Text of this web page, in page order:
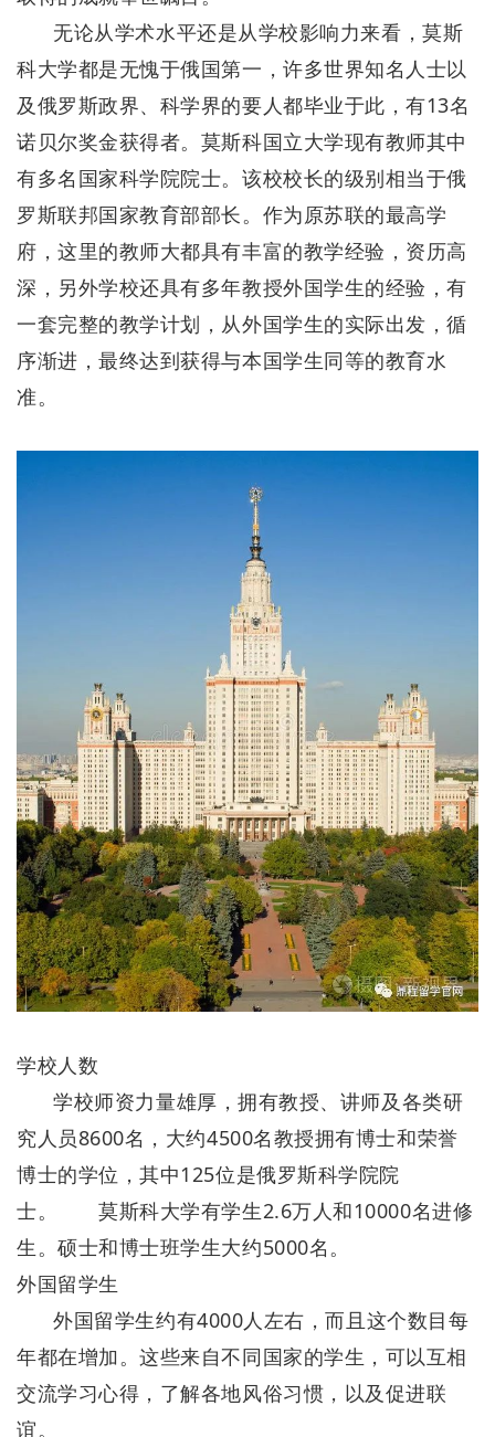
无论从学术水平还是从学校影响力来看，莫斯
科大学都是无愧于俄国第一，许多世界知名人士以
及俄罗斯政界、科学界的要人都毕业于此，有13名
诺贝尔奖金获得者。莫斯科国立大学现有教师其中
有多名国家科学院院士。该校校长的级别相当于俄
罗斯联邦国家教育部部长。作为原苏联的最高学
府，这里的教师大都具有丰富的教学经验，资历高
深，另外学校还具有多年教授外国学生的经验，有
一套完整的教学计划，从外国学生的实际出发，循
序渐进，最终达到获得与本国学生同等的教育水
准。
学校人数
学校师资力量雄厚，拥有教授、讲师及各类研
究人员8600名，大约4500名教授拥有博士和荣誉
博士的学位，其中125位是俄罗斯科学院院
士。 莫斯科大学有学生2.6万人和10000名进修
生。硕士和博士班学生大约5000名。
外国留学生
外国留学生约有4000人左右，而且这个数目每
年都在增加。这些来自不同国家的学生，可以互相
交流学习心得，了解各地风俗习惯，以及促进联
谊。